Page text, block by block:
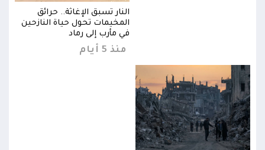
النار تسبق الإغاثة.. حرائق
المخيمات تحول حياة النازحين
في مأرب إلى رماد
منذ 5 أيام